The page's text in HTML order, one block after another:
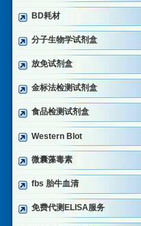
BD耗材
分子生物学试剂盒
放免试剂盒
金标法检测试剂盒
食品检测试剂盒
Western Blot
微囊藻毒素
fbs 胎牛血清
免费代测ELISA服务